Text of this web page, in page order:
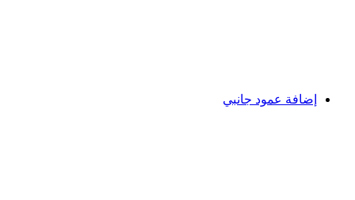
إضافة عمود جانبي